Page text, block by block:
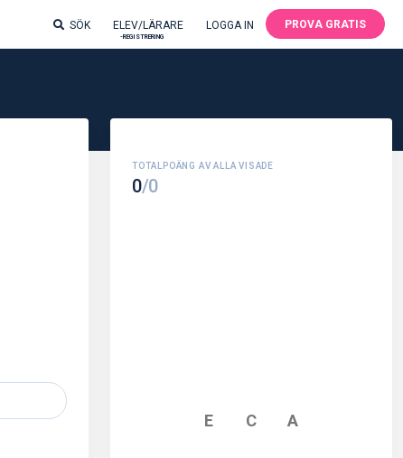
SÖK ELEV/LÄRARE
-REGISTRERING
LOGGA IN PROVA GRATIS
0/0
E C A